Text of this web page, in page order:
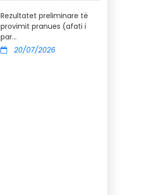
Rezultatet preliminare të
provimit pranues (afati i
par...
20/07/2026